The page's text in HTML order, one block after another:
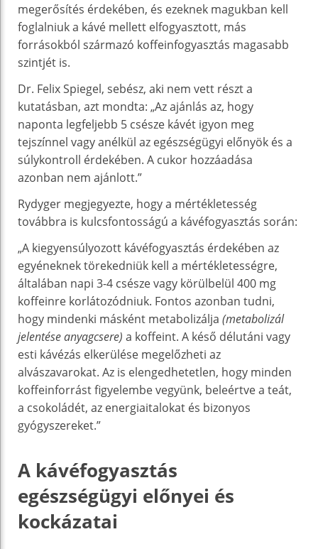
megerősítés érdekében, és ezeknek magukban kell
foglalniuk a kávé mellett elfogyasztott, más
forrásokból származó koffeinfogyasztás magasabb
szintjét is.
Dr. Felix Spiegel, sebész, aki nem vett részt a
kutatásban, azt mondta: „Az ajánlás az, hogy
naponta legfeljebb 5 csésze kávét igyon meg
tejszínnel vagy anélkül az egészségügyi előnyök és a
súlykontroll érdekében. A cukor hozzáadása
azonban nem ajánlott.”
Rydyger megjegyezte, hogy a mértékletesség
továbbra is kulcsfontosságú a kávéfogyasztás során:
„A kiegyensúlyozott kávéfogyasztás érdekében az
egyéneknek törekedniük kell a mértékletességre,
általában napi 3-4 csésze vagy körülbelül 400 mg
koffeinre korlátozódniuk. Fontos azonban tudni,
hogy mindenki másként metabolizálja (metabolizál
jelentése anyagcsere) a koffeint. A késő délutáni vagy
esti kávézás elkerülése megelőzheti az
alvászavarokat. Az is elengedhetetlen, hogy minden
koffeinforrást figyelembe vegyünk, beleértve a teát,
a csokoládét, az energiaitalokat és bizonyos
gyógyszereket.”
A kávéfogyasztás
egészségügyi előnyei és
kockázatai